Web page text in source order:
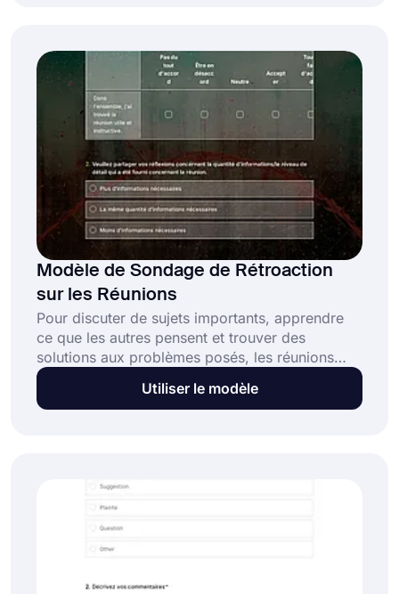
satisfaction au travail. De plus, il peut contenir
des remarques non structurées et des idées
pour le développement.
Modèle de Sondage de Rétroaction
sur les Réunions
Pour discuter de sujets importants, apprendre
ce que les autres pensent et trouver des
solutions aux problèmes posés, les réunions
jouent un rôle essentiel dans toutes les affaires.
Naturellement, de bonnes réunions mèneront à
réunion pensent des discussions. Créez votre
formulaire d'enquête dès aujourd'hui avec le
modèle d'enquête de feedback sur les réunions
de forms.app, gratuitement!
Utiliser le modèle